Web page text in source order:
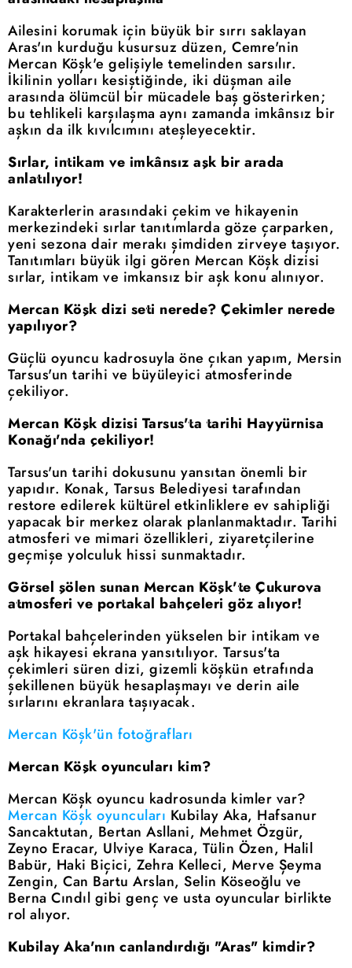
Ailesini korumak için büyük bir sırrı saklayan
Aras'ın kurduğu kusursuz düzen, Cemre'nin
Mercan Köşk'e gelişiyle temelinden sarsılır.
İkilinin yolları kesiştiğinde, iki düşman aile
arasında ölümcül bir mücadele baş gösterirken;
bu tehlikeli karşılaşma aynı zamanda imkânsız bir
aşkın da ilk kıvılcımını ateşleyecektir.
Sırlar, intikam ve imkânsız aşk bir arada
anlatılıyor!
Karakterlerin arasındaki çekim ve hikayenin
merkezindeki sırlar tanıtımlarda göze çarparken,
yeni sezona dair merakı şimdiden zirveye taşıyor.
Tanıtımları büyük ilgi gören Mercan Köşk dizisi
sırlar, intikam ve imkansız bir aşk konu alınıyor.
Mercan Köşk dizi seti nerede? Çekimler nerede
yapılıyor?
Güçlü oyuncu kadrosuyla öne çıkan yapım, Mersin
Tarsus'un tarihi ve büyüleyici atmosferinde
çekiliyor.
Mercan Köşk dizisi Tarsus'ta tarihi Hayyürnisa
Konağı'nda çekiliyor!
Tarsus'un tarihi dokusunu yansıtan önemli bir
yapıdır. Konak, Tarsus Belediyesi tarafından
restore edilerek kültürel etkinliklere ev sahipliği
yapacak bir merkez olarak planlanmaktadır. Tarihi
atmosferi ve mimari özellikleri, ziyaretçilerine
geçmişe yolculuk hissi sunmaktadır.
Görsel şölen sunan Mercan Köşk'te Çukurova
atmosferi ve portakal bahçeleri göz alıyor!
Portakal bahçelerinden yükselen bir intikam ve
aşk hikayesi ekrana yansıtılıyor. Tarsus'ta
çekimleri süren dizi, gizemli köşkün etrafında
şekillenen büyük hesaplaşmayı ve derin aile
sırlarını ekranlara taşıyacak.
Mercan Köşk'ün fotoğrafları
Mercan Köşk oyuncuları kim?
Mercan Köşk oyuncu kadrosunda kimler var?
Mercan Köşk oyuncuları Kubilay Aka, Hafsanur
Sancaktutan, Bertan Asllani, Mehmet Özgür,
Zeyno Eracar, Ulviye Karaca, Tülin Özen, Halil
Babür, Haki Biçici, Zehra Kelleci, Merve Şeyma
Zengin, Can Bartu Arslan, Selin Köseoğlu ve
Berna Cındıl gibi genç ve usta oyuncular birlikte
rol alıyor.
Kubilay Aka'nın canlandırdığı "Aras" kimdir?